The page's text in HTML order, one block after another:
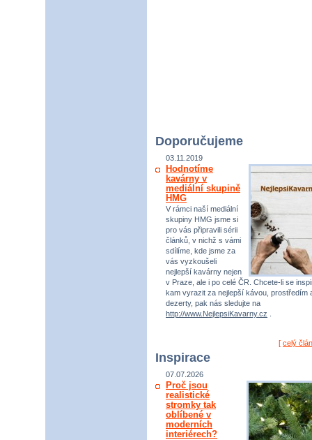
Doporučujeme
03.11.2019
Hodnotíme
kavárny v
mediální skupině
HMG
V rámci naší mediální
skupiny HMG jsme si
pro vás připravili sérii
článků, v nichž s vámi
sdílíme, kde jsme za
vás vyzkoušeli
nejlepší kavárny nejen
v Praze, ale i po celé ČR. Chcete-li se
kam vyrazit za nejlepší kávou, prostředím
dezerty, pak nás sledujte na
http://www.NejlepsiKavarny.cz
[ celý
Inspirace
07.07.2026
Proč jsou
realistické
stromky tak
oblíbené v
moderních
interiérech?